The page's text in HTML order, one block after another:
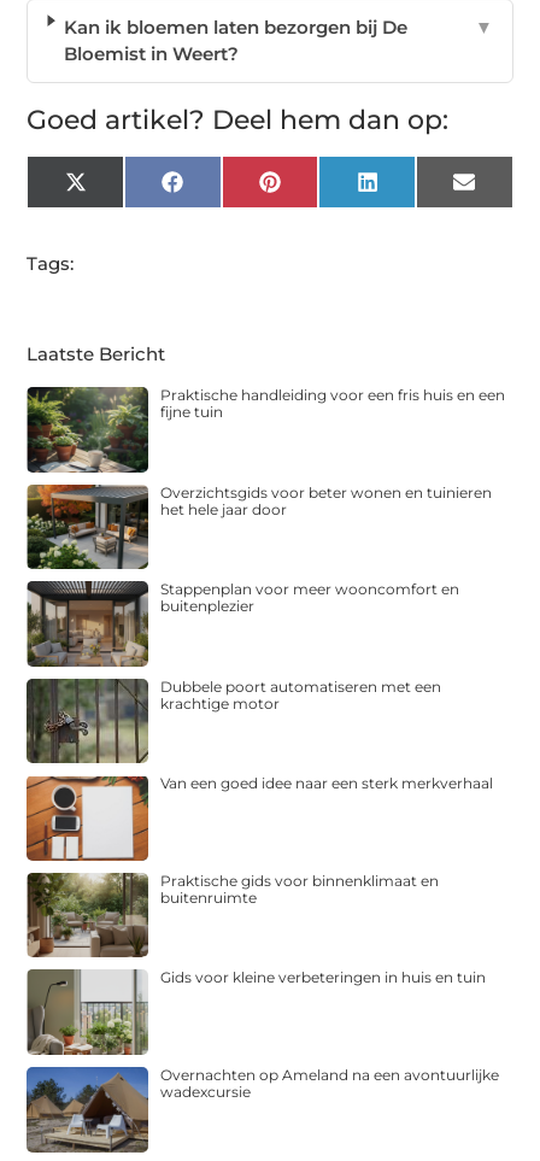
Kan ik bloemen laten bezorgen bij De
Bloemist in Weert?
▼
Goed artikel? Deel hem dan op:
X
(Twitter)
FacebookPinterest LinkedIn Email
Tags:
Laatste Bericht
Praktische handleiding voor een fris huis en een
fijne tuin
Overzichtsgids voor beter wonen en tuinieren
het hele jaar door
Stappenplan voor meer wooncomfort en
buitenplezier
Dubbele poort automatiseren met een
krachtige motor
Van een goed idee naar een sterk merkverhaal
Praktische gids voor binnenklimaat en
buitenruimte
Gids voor kleine verbeteringen in huis en tuin
Overnachten op Ameland na een avontuurlijke
wadexcursie